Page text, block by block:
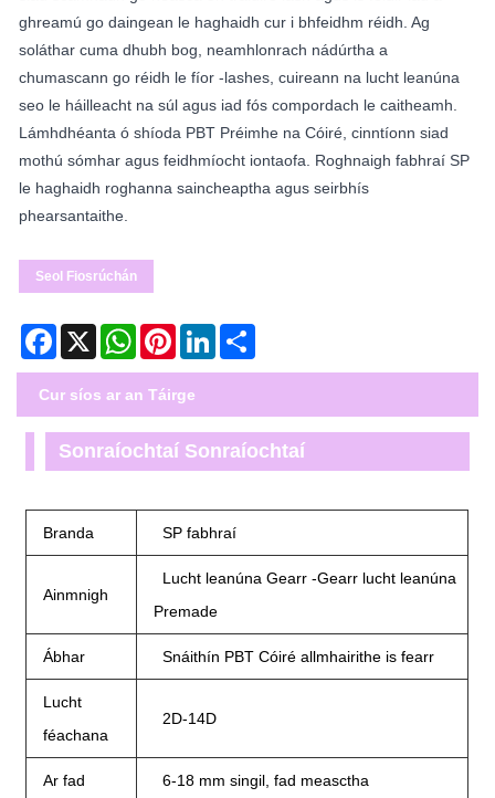
ghreamú go daingean le haghaidh cur i bhfeidhm réidh. Ag
soláthar cuma dhubh bog, neamhlonrach nádúrtha a
chumascann go réidh le fíor -lashes, cuireann na lucht leanúna
seo le háilleacht na súl agus iad fós compordach le caitheamh.
Lámhdhéanta ó shíoda PBT Préimhe na Cóiré, cinntíonn siad
mothú sómhar agus feidhmíocht iontaofa. Roghnaigh fabhraí SP
le haghaidh roghanna saincheaptha agus seirbhís
phearsantaithe.
Seol Fiosrúchán
Facebook
X WhatsAppPinterestLinkedIn
Cur síos ar an Táirge
Sonraíochtaí Sonraíochtaí
Branda SP fabhraí
Ainmnigh
Lucht leanúna Gearr -Gearr lucht leanúna
Premade
Ábhar Snáithín PBT Cóiré allmhairithe is fearr
Lucht
féachana
2D-14D
Ar fad 6-18 mm singil, fad measctha